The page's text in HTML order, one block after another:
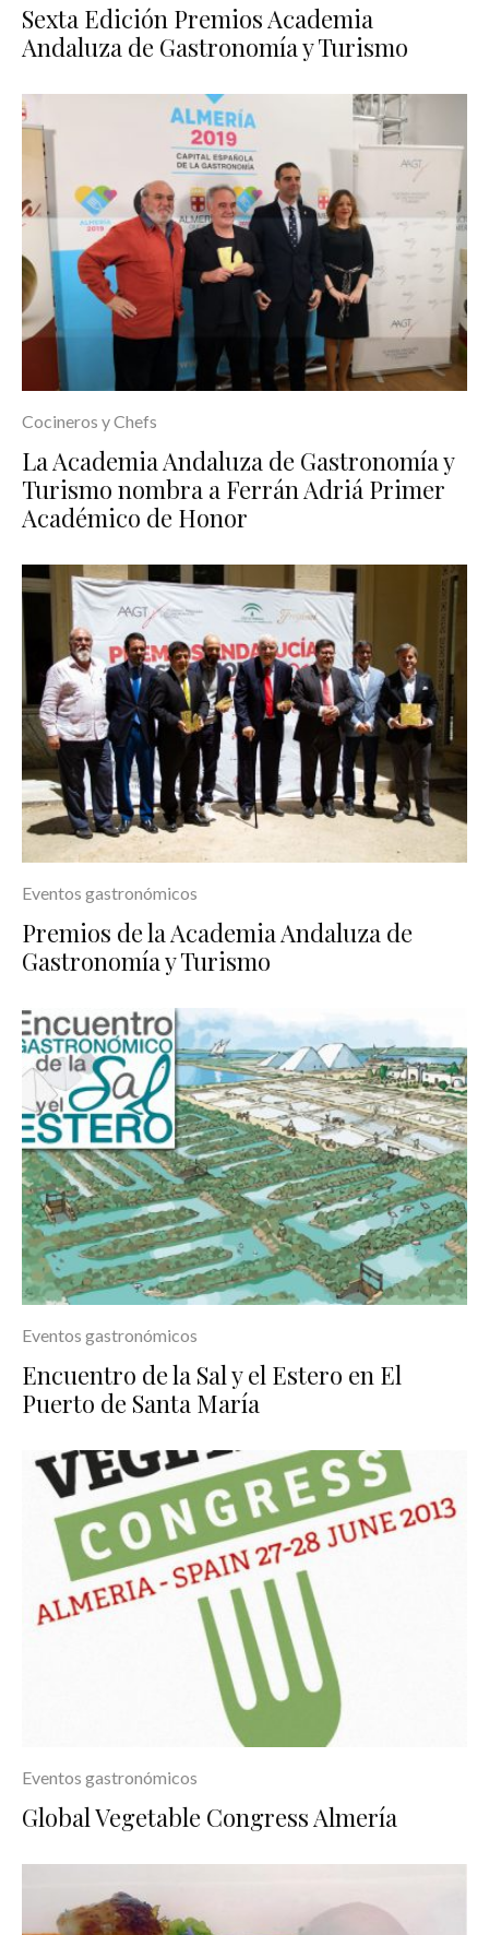
Sexta Edición Premios Academia
Andaluza de Gastronomía y Turismo
Cocineros y Chefs
La Academia Andaluza de Gastronomía y
Turismo nombra a Ferrán Adriá Primer
Académico de Honor
Eventos gastronómicos
Premios de la Academia Andaluza de
Gastronomía y Turismo
Eventos gastronómicos
Encuentro de la Sal y el Estero en El
Puerto de Santa María
Eventos gastronómicos
Global Vegetable Congress Almería